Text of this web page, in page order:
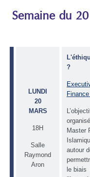
Semaine du
LUNDI
20
MARS
18H
Salle
Raymond
Aron
?
Master
autour
le biais